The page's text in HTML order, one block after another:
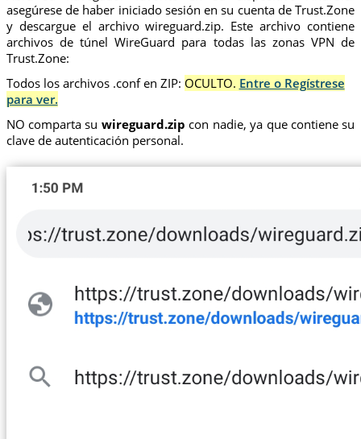
asegúrese de haber iniciado sesión en su cuenta de Trust.Zone
y descargue el archivo wireguard.zip. Este archivo contiene
archivos de túnel WireGuard para todas las zonas VPN de
Trust.Zone:
Todos los archivos .conf en ZIP: OCULTO. Entre o Regístrese
para ver.
NO comparta su wireguard.zip con nadie, ya que contiene su
clave de autenticación personal.